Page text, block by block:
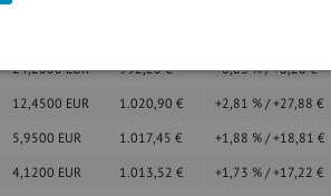
24,2000EUR 992,20€ +0,83%/+8,20€
12,4500 EUR 1.020,90 € +2,81 %/+27,88 €
5,9500 EUR 1.017,45 € +1,88 %/+18,81 €
4,1200 EUR 1.013,52 € +1,73 %/+17,22 €